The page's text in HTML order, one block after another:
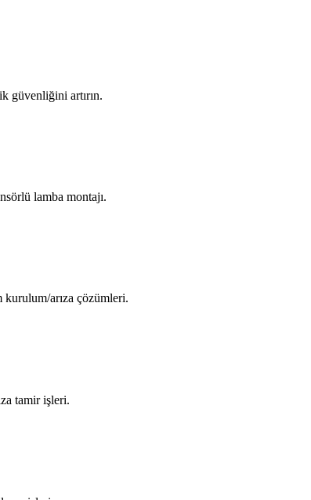
güvenliğini artırın.
lamba montajı.
arıza çözümleri.
tamir işleri.